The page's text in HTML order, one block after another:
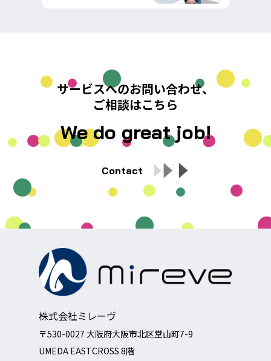
サービスへのお問い合わせ、
ご相談はこちら
We do great job!
Contact
株式会社ミレーヴ
〒530-0027 大阪府大阪市北区堂山町7-9
UMEDA EASTCROSS 8階